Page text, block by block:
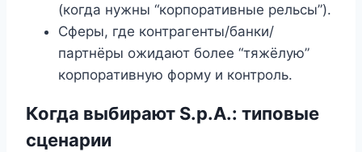
(когда нужны “корпоративные рельсы”).
Сферы, где контрагенты/банки/
партнёры ожидают более “тяжёлую”
корпоративную форму и контроль.
Когда выбирают S.p.A.: типовые
сценарии